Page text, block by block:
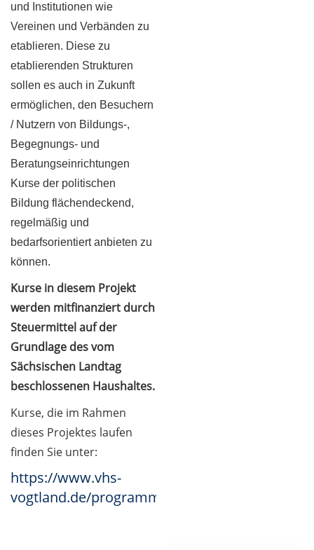
und Institutionen wie
Vereinen und Verbänden zu
etablieren. Diese zu
etablierenden Strukturen
sollen es auch in Zukunft
ermöglichen, den Besuchern
/ Nutzern von Bildungs-,
Begegnungs- und
Beratungseinrichtungen
Kurse der politischen
Bildung flächendeckend,
regelmäßig und
bedarfsorientiert anbieten zu
können.
Kurse in diesem Projekt
werden mitfinanziert durch
Steuermittel auf der
Grundlage des vom
Sächsischen Landtag
beschlossenen Haushaltes.
Kurse, die im Rahmen
dieses Projektes laufen
finden Sie unter:
https://www.vhs-
vogtland.de/programm/grundbildung/#inhalt